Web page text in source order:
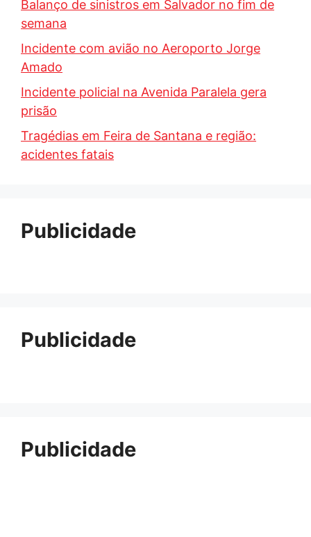
Balanço de sinistros em Salvador no fim de
semana
Incidente com avião no Aeroporto Jorge
Amado
Incidente policial na Avenida Paralela gera
prisão
Tragédias em Feira de Santana e região:
acidentes fatais
Publicidade
Publicidade
Publicidade